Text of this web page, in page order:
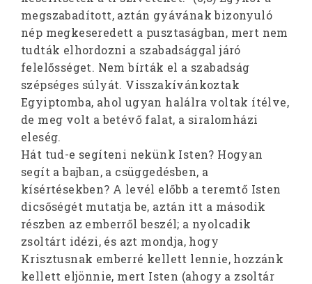
megszabadított, aztán gyávának bizonyuló
nép megkeseredett a pusztaságban, mert nem
tudták elhordozni a szabadsággal járó
felelősséget. Nem bírták el a szabadság
szépséges súlyát. Visszakívánkoztak
Egyiptomba, ahol ugyan halálra voltak ítélve,
de meg volt a betévő falat, a siralomházi
eleség.
Hát tud-e segíteni nekünk Isten? Hogyan
segít a bajban, a csüggedésben, a
kísértésekben? A levél előbb a teremtő Isten
dicsőségét mutatja be, aztán itt a második
részben az emberről beszél; a nyolcadik
zsoltárt idézi, és azt mondja, hogy
Krisztusnak emberré kellett lennie, hozzánk
kellett eljönnie, mert Isten (ahogy a zsoltár